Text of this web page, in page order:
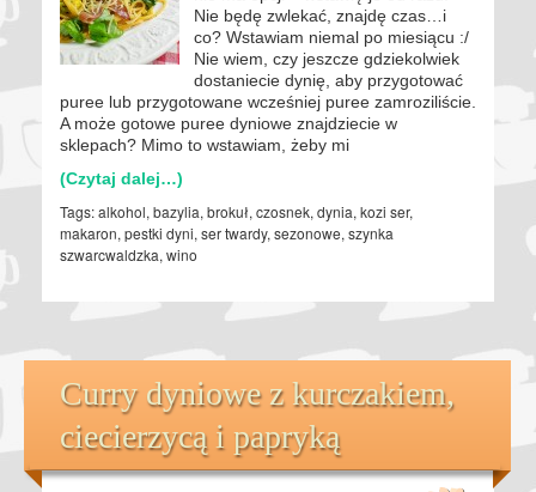
Nie będę zwlekać, znajdę czas…i
co? Wstawiam niemal po miesiącu :/
Nie wiem, czy jeszcze gdziekolwiek
dostaniecie dynię, aby przygotować
puree lub przygotowane wcześniej puree zamroziliście.
A może gotowe puree dyniowe znajdziecie w
sklepach? Mimo to wstawiam, żeby mi
(Czytaj dalej…)
Tags:alkohol, bazylia, brokuł, czosnek, dynia, kozi ser,
makaron, pestki dyni, ser twardy, sezonowe, szynka
szwarcwaldzka, wino
Curry dyniowe z kurczakiem,
ciecierzycą i papryką